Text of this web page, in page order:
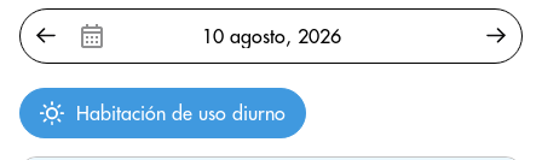
Habitación de uso diurno